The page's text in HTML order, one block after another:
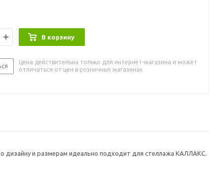
В корзину
Цена действительна только для интернет-магазина и может
отличаться от цен в розничных магазинах
дизайну и размерам идеально подходит для стеллажа КАЛЛАКС.